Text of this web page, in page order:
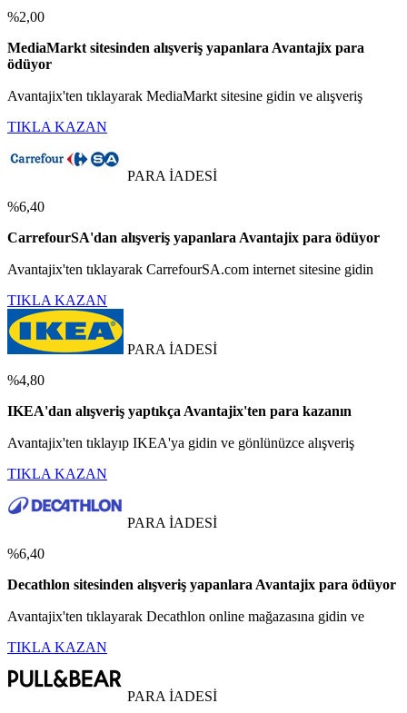
%2,00
MediaMarkt sitesinden alışveriş yapanlara Avantajix para
ödüyor
Avantajix'ten tıklayarak MediaMarkt sitesine gidin ve alışveriş
TIKLA KAZAN
PARA İADESİ
%6,40
CarrefourSA'dan alışveriş yapanlara Avantajix para ödüyor
Avantajix'ten tıklayarak CarrefourSA.com internet sitesine gidin
TIKLA KAZAN
PARA İADESİ
%4,80
IKEA'dan alışveriş yaptıkça Avantajix'ten para kazanın
Avantajix'ten tıklayıp IKEA'ya gidin ve gönlünüzce alışveriş
TIKLA KAZAN
PARA İADESİ
%6,40
Decathlon sitesinden alışveriş yapanlara Avantajix para ödüyor
Avantajix'ten tıklayarak Decathlon online mağazasına gidin ve
TIKLA KAZAN
PARA İADESİ